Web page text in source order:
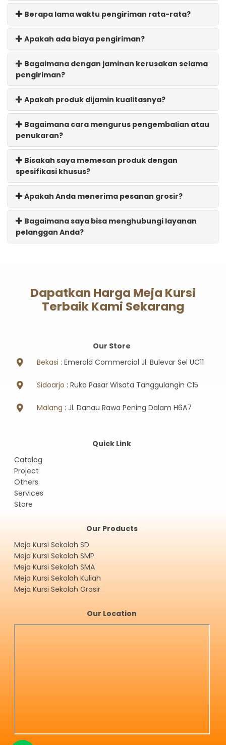
Berapa lama waktu pengiriman rata-rata?
Apakah ada biaya pengiriman?
Bagaimana dengan jaminan kerusakan selama
pengiriman?
Apakah produk dijamin kualitasnya?
Bagaimana cara mengurus pengembalian atau
penukaran?
Bisakah saya memesan produk dengan
spesifikasi khusus?
Apakah Anda menerima pesanan grosir?
Bagaimana saya bisa menghubungi layanan
pelanggan Anda?
Dapatkan Harga Meja Kursi
Terbaik Kami Sekarang
Our Store
Bekasi : Emerald Commercial Jl. Bulevar Sel UC11
Sidoarjo : Ruko Pasar Wisata Tanggulangin C15
Malang : Jl. Danau Rawa Pening Dalam H6A7
Quick Link
Catalog
Project
Others
Services
Store
Our Products
Meja Kursi Sekolah SD
Meja Kursi Sekolah SMP
Meja Kursi Sekolah SMA
Meja Kursi Sekolah Kuliah
Meja Kursi Sekolah Grosir
Our Location